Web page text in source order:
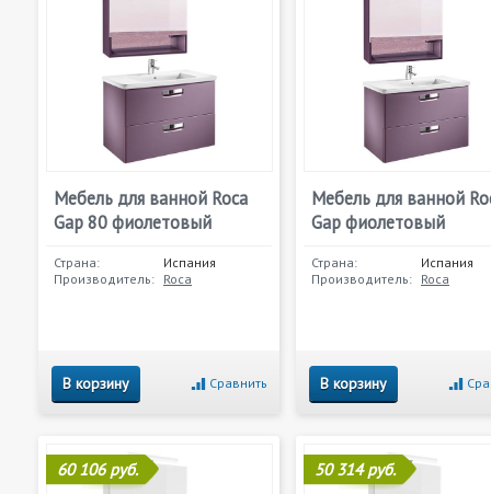
Мебель для ванной Roca
Gap 80 фиолетовый
Страна:
Испания
Производитель: Roca
В корзину Сравнить
Мебель для ванной
Gap фиолетовый
Страна:
Испания
Производитель: Roca
В корзину
60 106 руб. 50 314 руб.